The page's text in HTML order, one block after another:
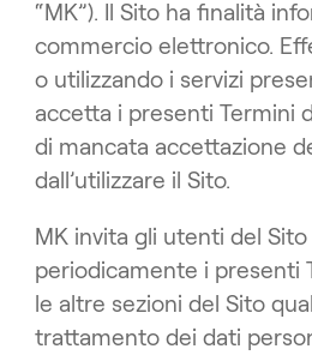
“MK”). Il Sito ha finalità
commercio elettronico.
o utilizzando i servizi
accetta i presenti Termini
di mancata accettazione
dall’utilizzare il Sito.
MK invita gli utenti del
periodicamente i presenti
le altre sezioni del Sito
trattamento dei dati